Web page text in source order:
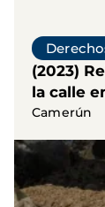
(2023)
la calle
Camerún